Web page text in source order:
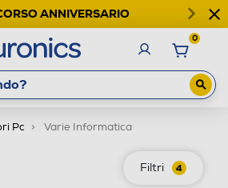
ANNIVERSARIO
0
Pc Varie Informatica
Filtri 4